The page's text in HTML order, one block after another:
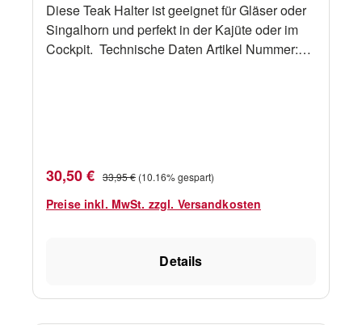
Diese Teak Halter ist geeignet für Gläser oder
Singalhorn und perfekt in der Kajüte oder im
Cockpit. Technische Daten Artikel Nummer:
Verkaufspreis:
30,50 € Regulärer Preis:
33,95 € (10.16% gespart)
Preise inkl. MwSt. zzgl. Versandkosten
Details